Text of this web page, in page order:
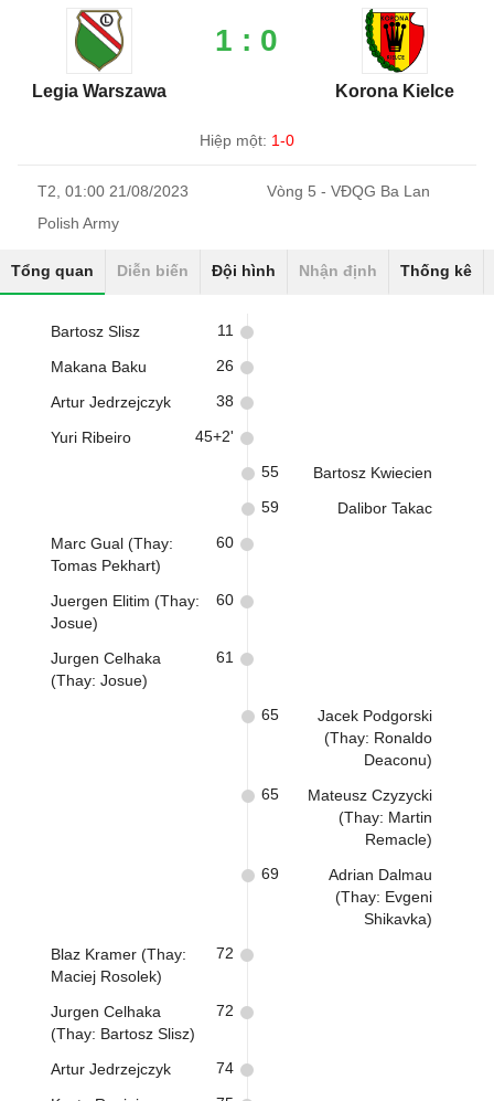
Legia Warszawa
1 : 0
Korona Kielce
Hiệp một: 1-0
T2, 01:00 21/08/2023
Vòng 5 - VĐQG Ba Lan
Polish Army
Tổng quan Diễn biến Đội hình Nhận định Thống kê
Bartosz Slisz 11
Makana Baku 26
Artur Jedrzejczyk 38
Yuri Ribeiro 45+2'
Bartosz Kwiecien
55
Dalibor Takac
59
Marc Gual (Thay:
Tomas Pekhart)
60
Juergen Elitim (Thay:
Josue)
60
Jurgen Celhaka
(Thay: Josue)
61
Jacek Podgorski
(Thay: Ronaldo
Deaconu)
65
Mateusz Czyzycki
(Thay: Martin
Remacle)
65
Adrian Dalmau
(Thay: Evgeni
Shikavka)
69
Blaz Kramer (Thay:
Maciej Rosolek)
72
Jurgen Celhaka
(Thay: Bartosz Slisz)
72
Artur Jedrzejczyk 74